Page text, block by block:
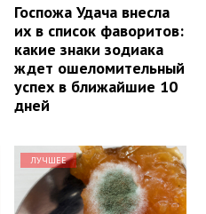
Госпожа Удача внесла
их в список фаворитов:
какие знаки зодиака
ждет ошеломительный
успех в ближайшие 10
дней
ЛУЧШЕЕ